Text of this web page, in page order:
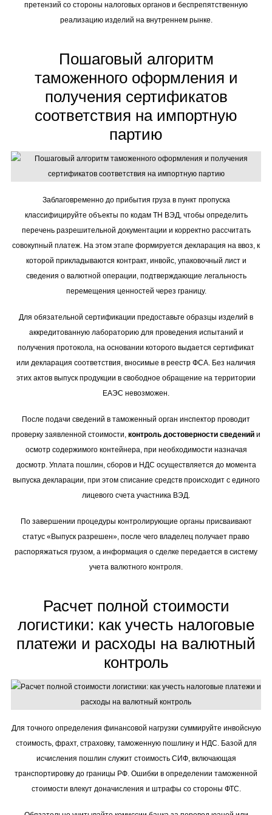
претензий со стороны налоговых органов и беспрепятственную
реализацию изделий на внутреннем рынке.
Пошаговый алгоритм
таможенного оформления и
получения сертификатов
соответствия на импортную
партию
Заблаговременно до прибытия груза в пункт пропуска
классифицируйте объекты по кодам ТН ВЭД, чтобы определить
перечень разрешительной документации и корректно рассчитать
совокупный платеж. На этом этапе формируется декларация на ввоз, к
которой прикладываются контракт, инвойс, упаковочный лист и
сведения о валютной операции, подтверждающие легальность
перемещения ценностей через границу.
Для обязательной сертификации предоставьте образцы изделий в
аккредитованную лабораторию для проведения испытаний и
получения протокола, на основании которого выдается сертификат
или декларация соответствия, вносимые в реестр ФСА. Без наличия
этих актов выпуск продукции в свободное обращение на территории
ЕАЭС невозможен.
После подачи сведений в таможенный орган инспектор проводит
проверку заявленной стоимости, контроль достоверности сведений и
осмотр содержимого контейнера, при необходимости назначая
досмотр. Уплата пошлин, сборов и НДС осуществляется до момента
выпуска декларации, при этом списание средств происходит с единого
лицевого счета участника ВЭД.
По завершении процедуры контролирующие органы присваивают
статус «Выпуск разрешен», после чего владелец получает право
распоряжаться грузом, а информация о сделке передается в систему
учета валютного контроля.
Расчет полной стоимости
логистики: как учесть налоговые
платежи и расходы на валютный
контроль
Для точного определения финансовой нагрузки суммируйте инвойсную
стоимость, фрахт, страховку, таможенную пошлину и НДС. Базой для
исчисления пошлин служит стоимость СИФ, включающая
транспортировку до границы РФ. Ошибки в определении таможенной
стоимости влекут доначисления и штрафы со стороны ФТС.